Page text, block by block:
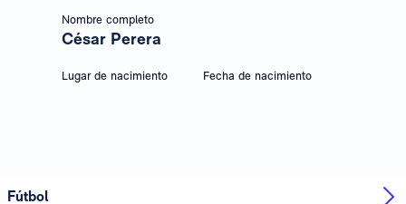
Nombre completo
César Perera
Lugar de nacimiento Fecha de nacimiento
Fútbol